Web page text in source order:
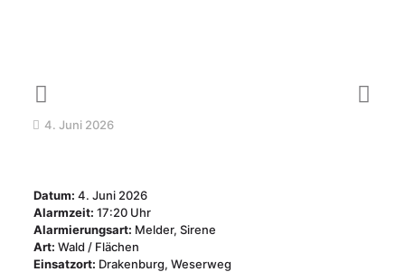
4. Juni 2026
Datum: 4. Juni 2026
Alarmzeit: 17:20 Uhr
Alarmierungsart: Melder, Sirene
Art: Wald / Flächen
Einsatzort: Drakenburg, Weserweg